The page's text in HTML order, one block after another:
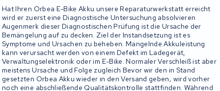
Hat Ihren Orbea E-Bike Akku unsere Reparaturwerkstatt erreicht
wird er zuerst eine Diagnostische Untersuchung absolvieren
Augenmerk dieser Diagnostischen Prüfung ist die Ursache der
Bemängelung auf zu decken. Ziel der Instandsetzung ist es
Symptome und Ursachen zu beheben. Mangelnde Akkuleistung
kann verursacht werden von einem Defekt im Ladegerät,
Verwaltungselektronik oder im E-Bike. Normaler Verschleiß ist aber
meistens Ursache und Folge zugleich Bevor wir den in Stand
gesetzten Orbea Akku wieder in den Versand geben, wird vorher
noch eine abschließende Qualitätskontrolle stattfinden. Während